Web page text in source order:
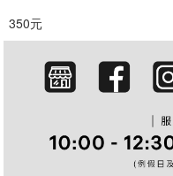
350元